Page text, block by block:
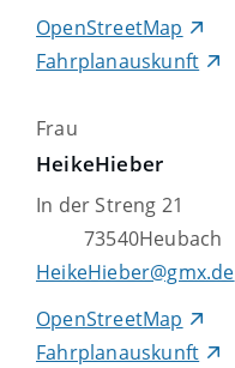
OpenStreetMap
Fahrplanauskunft
Frau
HeikeHieber
In der Streng 21
73540Heubach
OpenStreetMap
Fahrplanauskunft
HeikeHieber@gmx.de